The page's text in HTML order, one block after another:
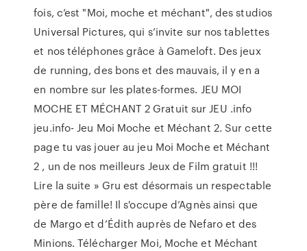
fois, c’est "Moi, moche et méchant", des studios
Universal Pictures, qui s’invite sur nos tablettes
et nos téléphones grâce à Gameloft. Des jeux
de running, des bons et des mauvais, il y en a
en nombre sur les plates-formes. JEU MOI
MOCHE ET MÉCHANT 2 Gratuit sur JEU .info
jeu.info- Jeu Moi Moche et Méchant 2. Sur cette
page tu vas jouer au jeu Moi Moche et Méchant
2 , un de nos meilleurs Jeux de Film gratuit !!!
Lire la suite » Gru est désormais un respectable
père de famille! Il s'occupe d’Agnès ainsi que
de Margo et d’Édith auprès de Nefaro et des
Minions. Télécharger Moi, Moche et Méchant